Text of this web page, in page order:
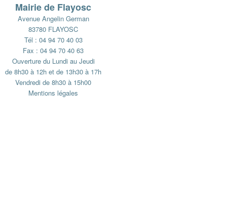
Mairie de Flayosc
Avenue Angelin German
83780 FLAYOSC
Tél : 04 94 70 40 03
Fax : 04 94 70 40 63
Ouverture du Lundi au Jeudi
de 8h30 à 12h et de 13h30 à 17h
Vendredi de 8h30 à 15h00
Mentions légales